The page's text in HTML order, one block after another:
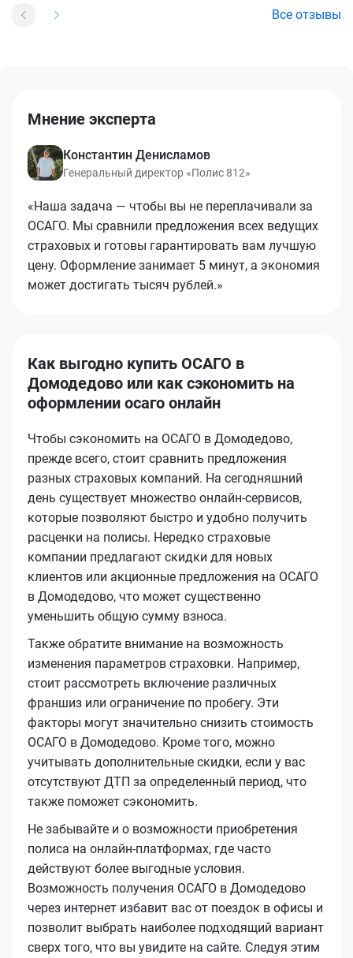
Все отзывы
Мнение эксперта
Константин Денисламов
Генеральный директор «Полис 812»
«Наша задача — чтобы вы не переплачивали за
ОСАГО. Мы сравнили предложения всех ведущих
страховых и готовы гарантировать вам лучшую
цену. Оформление занимает 5 минут, а экономия
может достигать тысяч рублей.»
Как выгодно купить ОСАГО в
Домодедово или как сэкономить на
оформлении осаго онлайн
Чтобы сэкономить на ОСАГО в Домодедово,
прежде всего, стоит сравнить предложения
разных страховых компаний. На сегодняшний
день существует множество онлайн-сервисов,
которые позволяют быстро и удобно получить
расценки на полисы. Нередко страховые
компании предлагают скидки для новых
клиентов или акционные предложения на ОСАГО
в Домодедово, что может существенно
уменьшить общую сумму взноса.
Также обратите внимание на возможность
изменения параметров страховки. Например,
стоит рассмотреть включение различных
франшиз или ограничение по пробегу. Эти
факторы могут значительно снизить стоимость
ОСАГО в Домодедово. Кроме того, можно
учитывать дополнительные скидки, если у вас
отсутствуют ДТП за определенный период, что
также поможет сэкономить.
Не забывайте и о возможности приобретения
полиса на онлайн-платформах, где часто
действуют более выгодные условия.
Возможность получения ОСАГО в Домодедово
через интернет избавит вас от поездок в офисы и
позволит выбрать наиболее подходящий вариант
сверх того, что вы увидите на сайте. Следуя этим